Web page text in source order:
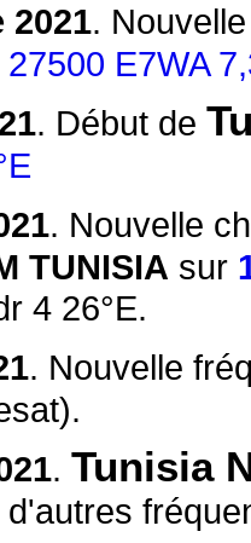
2021.
27500 E7WA
. Début de
. Nouvelle
TUNISIA sur
4 26°E.
. Nouvelle
. Tunisia